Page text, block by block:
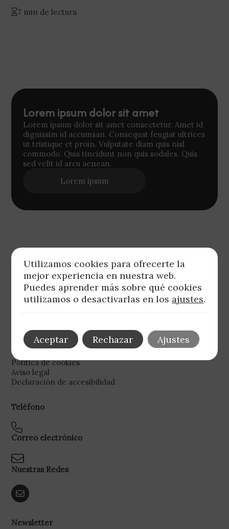
7 min de lectura
Lorem ipsum dolor sit amet
Lorem ipsum dolor sit amet consectetur. Amet id
dignissim id accumsan. Consequat feugiat ultrices
ut tristique et proin. Vulputate diam quis nisl
commodo. Quis tincidunt non quis sodales. Quis
sed velit id arcu aenean.
Lorem ipsum
Legal
Política de privacidad
Política de cookies
Aviso legal
Declaración de accesibilidad
Teléfono
Correo electrónico
Nuestras Redes
Newsletter
Utilizamos cookies para ofrecerte la
mejor experiencia en nuestra web.
Puedes aprender más sobre qué cookies
utilizamos o desactivarlas en los ajustes.
Aceptar Rechazar Ajustes